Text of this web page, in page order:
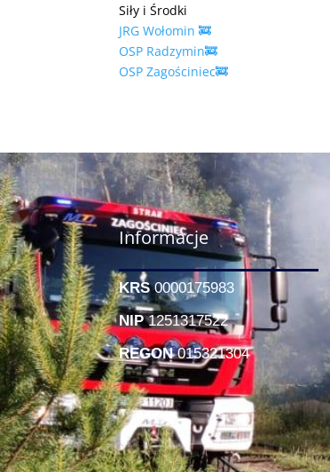
Siły i Środki
JRG Wołomin 🚒
OSP Radzymin🚒
OSP Zagościniec🚒
Informacje
KRS0000175983
NIP1251317522
REGON 015321304